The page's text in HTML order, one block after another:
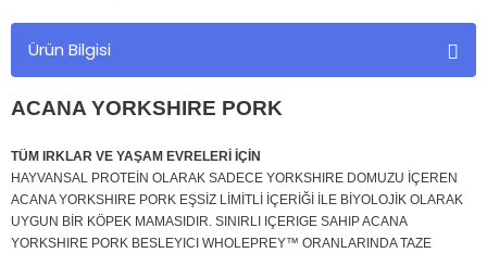
Ürün Bilgisi
ACANA YORKSHIRE PORK
TÜM IRKLAR VE YAŞAM EVRELERİ İÇİN
HAYVANSAL PROTEİN OLARAK SADECE YORKSHIRE DOMUZU İÇEREN
ACANA YORKSHIRE PORK EŞSİZ LİMİTLİ İÇERİĞİ İLE BİYOLOJİK OLARAK
UYGUN BİR KÖPEK MAMASIDIR. SINIRLI IÇERIGE SAHIP ACANA
YORKSHIRE PORK BESLEYICI WHOLEPREY™ ORANLARINDA TAZE